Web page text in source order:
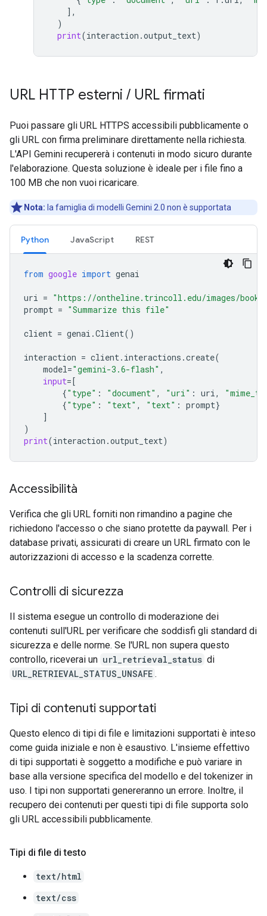
],
)
print(interaction .output_text)
URL HTTP esterni / URL firmati
Puoi passare gli URL HTTPS accessibili pubblicamente o
gli URL con firma preliminare direttamente nella richiesta.
L'API Gemini recupererà i contenuti in modo sicuro durante
l'elaborazione. Questa soluzione è ideale per i file fino a
100 MB che non vuoi ricaricare.
Nota: la famiglia di modelli Gemini 2.0 non è supportata
Python JavaScript REST
from google import genai
uri = "https://ontheline.trincoll.edu/images/
prompt = "Summarize this file"
client = genai .Client()
interaction = client. interactions .create(
model="gemini-3.6-flash" ,
input=[
{"type" : "document" , "uri" : uri,
{"type" : "text" , "text" : prompt}
]
)
print(interaction .output_text)
Accessibilità
Verifica che gli URL forniti non rimandino a pagine che
richiedono l'accesso o che siano protette da paywall. Per i
database privati, assicurati di creare un URL firmato con le
autorizzazioni di accesso e la scadenza corrette.
Controlli di sicurezza
Il sistema esegue un controllo di moderazione dei
contenuti sull'URL per verificare che soddisfi gli standard di
sicurezza e delle norme. Se l'URL non supera questo
controllo, riceverai un url_retrieval_status di
URL_RETRIEVAL_STATUS_UNSAFE .
Tipi di contenuti supportati
Questo elenco di tipi di file e limitazioni supportati è inteso
come guida iniziale e non è esaustivo. L'insieme effettivo
di tipi supportati è soggetto a modifiche e può variare in
base alla versione specifica del modello e del tokenizer in
uso. I tipi non supportati genereranno un errore. Inoltre, il
recupero dei contenuti per questi tipi di file supporta solo
gli URL accessibili pubblicamente.
Tipi di file di testo
text/html
text/css